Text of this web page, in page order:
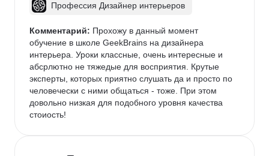
Рекомендую GeekBrains всем, кто хочет расширить
получения современных профессий.
Достоинства
Вдохновляет и мотивирует
Действительно хорошо объясняют
Информативно
Информативный отзыв о выполненном д/з
Много дополнительной информации/полезных
Профессия Дизайнер интерьеров
Комментарий: Прохожу в данный момент
обучение в школе GeekBrains на дизайнера
интерьера. Уроки классные, очень интересные и
абсрлютно не тяжедые для восприятия. Крутые
эксперты, которых приятно слушать да и просто по
человечески с ними общаться - тоже. При этом
довольно низкая для подобного уровня качества
стоиость!